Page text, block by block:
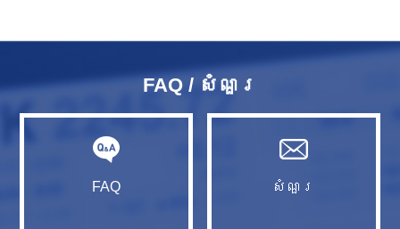
FAQ / សំណួរ​
FAQ សំណួរ​